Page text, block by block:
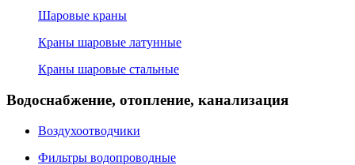
Шаровые краны
Краны шаровые латунные
Краны шаровые стальные
Водоснабжение, отопление, канализация
Воздухоотводчики
Фильтры водопроводные